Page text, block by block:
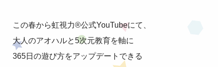
この春から虹視力®公式YouTubeにて、
大人のアオハルと5次元教育を軸に
365日の遊び方をアップデートできる